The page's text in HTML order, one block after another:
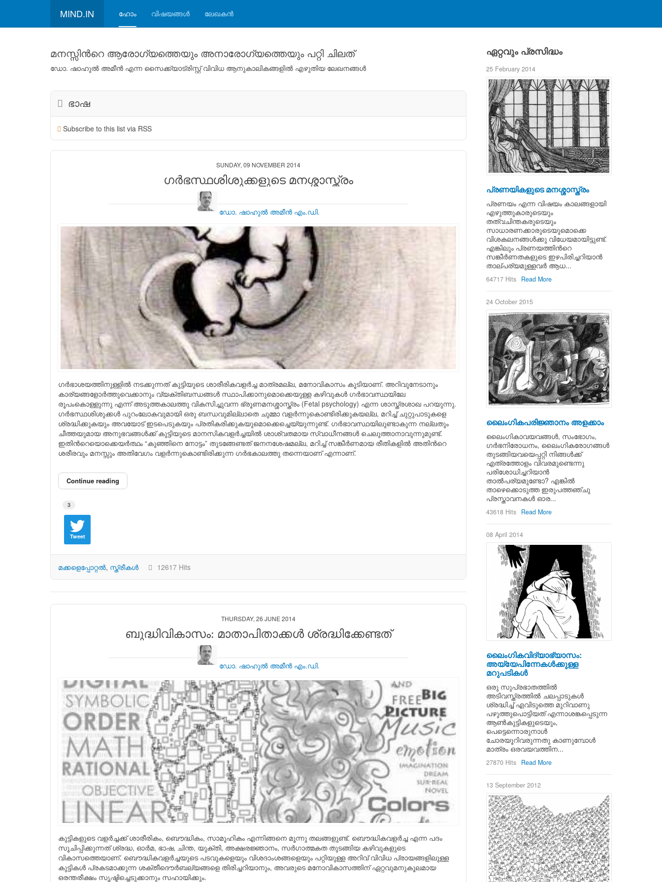
MIND.IN ഹോം വിഷയങ്ങള്‍ ലേഖകന്‍
മനസ്സിന്‍റെ ആരോഗ്യത്തെയും അനാരോഗ്യത്തെയും പറ്റി ചിലത്
ഡോ. ഷാഹുല്‍ അമീന്‍ എന്ന സൈക്ക്യാട്രിസ്റ്റ് വിവിധ ആനുകാലികങ്ങളില്‍ എഴുതിയ ലേഖനങ്ങള്‍
ഭാഷ
Subscribe to this list via RSS
SUNDAY, 09 NOVEMBER 2014
ഗര്‍ഭസ്ഥശിശുക്കളുടെ മനശ്ശാസ്ത്രം
ഡോ. ഷാഹുല്‍ അമീന്‍ എം.ഡി.
ഗര്‍ഭാശയത്തിനുള്ളില്‍ നടക്കുന്നത് കുട്ടിയുടെ ശാരീരികവളര്‍ച്ച മാത്രമല്ല, മനോവികാസം കൂടിയാണ്. അറിവുനേടാനും
കാര്യങ്ങളോര്‍ത്തുവെക്കാനും വ്യക്തിബന്ധങ്ങള്‍ സ്ഥാപിക്കാനുമൊക്കെയുള്ള കഴിവുകള്‍ ഗര്‍ഭാവസ്ഥയിലേ
രൂപംകൊള്ളുന്നു എന്ന് അടുത്തകാലത്തു വികസിച്ചുവന്ന ഭ്രൂണമനശ്ശാസ്ത്രം (Fetal psychology) എന്ന ശാസ്ത്രശാഖ പറയുന്നു.
ഗര്‍ഭസ്ഥശിശുക്കള്‍ പുറംലോകവുമായി ഒരു ബന്ധവുമില്ലാതെ ചുമ്മാ വളര്‍ന്നുകൊണ്ടിരിക്കുകയല്ല, മറിച്ച് ചുറ്റുപാടുകളെ
ശ്രദ്ധിക്കുകയും അവയോട് ഇടപെടുകയും പ്രതികരിക്കുകയുമൊക്കെച്ചെയ്യുന്നുണ്ട്. ഗര്‍ഭാവസ്ഥയിലുണ്ടാകുന്ന നല്ലതും
ചീത്തയുമായ അനുഭവങ്ങള്‍ക്ക് കുട്ടിയുടെ മാനസികവളര്‍ച്ചയില്‍ ശാശ്വതമായ സ്വാധീനങ്ങള്‍ ചെലുത്താനാവുന്നുമുണ്ട്.
ഇതിന്‍റെയൊക്കെയര്‍ത്ഥം “കുഞ്ഞിനെ നോട്ടം” തുടങ്ങേണ്ടത് ജനനശേഷമല്ല, മറിച്ച് സങ്കീര്‍ണമായ രീതികളില്‍ അതിന്‍റെ
ശരീരവും മനസ്സും അതിവേഗം വളര്‍ന്നുകൊണ്ടിരിക്കുന്ന ഗര്‍ഭകാലത്തു തന്നെയാണ് എന്നാണ്.
Continue reading
3
Tweet
മക്കളെപ്പോറ്റല്‍ സ്ത്രീകള്‍ 12617 Hits
THURSDAY, 26 JUNE 2014
ബുദ്ധിവികാസം: മാതാപിതാക്കള്‍ ശ്രദ്ധിക്കേണ്ടത്
ഡോ. ഷാഹുല്‍ അമീന്‍ എം.ഡി.
കുട്ടികളുടെ വളര്‍ച്ചക്ക് ശാരീരികം, ബൌദ്ധികം, സാമൂഹികം എന്നിങ്ങനെ മൂന്നു തലങ്ങളുണ്ട്. ബൌദ്ധികവളര്‍ച്ച എന്ന പദം
സൂചിപ്പിക്കുന്നത് ശ്രദ്ധ, ഓര്‍മ, ഭാഷ, ചിന്ത, യുക്തി, അക്ഷരജ്ഞാനം, സര്‍ഗാത്മകത തുടങ്ങിയ കഴിവുകളുടെ
വികാസത്തെയാണ്‌. ബൌദ്ധികവളര്‍ച്ചയുടെ പടവുകളെയും വിശദാംശങ്ങളെയും പറ്റിയുള്ള അറിവ് വിവിധ പ്രായങ്ങളിലുള്ള
കുട്ടികള്‍ പ്രകടമാക്കുന്ന ശക്തീദൌര്‍ബല്യങ്ങളെ തിരിച്ചറിയാനും, അവരുടെ മനോവികാസത്തിന് ഏറ്റവുമനുകൂലമായ
ഒരന്തരീക്ഷം സൃഷ്ടിച്ചെടുക്കാനും സഹായിക്കും.
ഏറ്റവും പ്രസിദ്ധം
25 February 2014
പ്രണയികളുടെ മനശ്ശാസ്ത്രം
പ്രണയം എന്ന വിഷയം കാലങ്ങളായി
എഴുത്തുകാരുടെയും
തത്വചിന്തകരുടെയും
സാധാരണക്കാരുടെയുമൊക്കെ
വിശകലനങ്ങള്‍ക്കു വിധേയമായിട്ടുണ്ട്.
എങ്കിലും പ്രണയത്തിന്‍റെ
സങ്കീര്‍ണതകളുടെ ഇഴപിരിച്ചറിയാന്‍
താല്പര്യമുള്ളവര്‍ ആധ...
64717 Hits Read More
24 October 2015
ലൈംഗികപരിജ്ഞാനം അളക്കാം
ലൈംഗികാവയവങ്ങള്‍, സംഭോഗം,
ഗര്‍ഭനിരോധനം, ലൈംഗികരോഗങ്ങള്‍
തുടങ്ങിയവയെപ്പറ്റി നിങ്ങള്‍ക്ക്
എത്രത്തോളം വിവരമുണ്ടെന്നു
പരിശോധിച്ചറിയാന്‍
താല്‍പര്യമുണ്ടോ? എങ്കില്‍
താഴെക്കൊടുത്ത ഇരുപത്തഞ്ചു
പ്രസ്താവനകള്‍ ഓര...
43618 Hits Read More
08 April 2014
ലൈംഗികവിദ്യാഭ്യാസം:
അയ്യേപിന്നേകള്‍ക്കുള്ള
മറുപടികള്‍
ഒരു സുപ്രഭാതത്തില്‍
അടിവസ്ത്രത്തില്‍ ചലപ്പാടുകള്‍
ശ്രദ്ധിച്ച് എവിടുത്തെ മുറിവാണു
പഴുത്തുപൊട്ടിയത് എന്നാശങ്കപ്പെടുന്ന
ആണ്‍കുട്ടികളുടെയും,
പെട്ടെന്നൊരുനാള്‍
ചോരയൂറിവരുന്നതു കാണുമ്പോള്‍
മാത്രം ഒരവയവത്തിന...
27870 Hits Read More
13 September 2012